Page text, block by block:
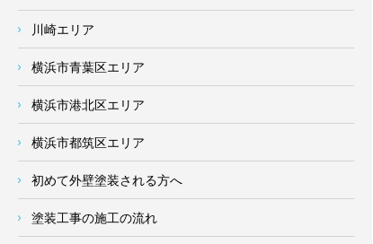
川崎エリア
横浜市青葉区エリア
横浜市港北区エリア
横浜市都筑区エリア
初めて外壁塗装される方へ
塗装工事の施工の流れ